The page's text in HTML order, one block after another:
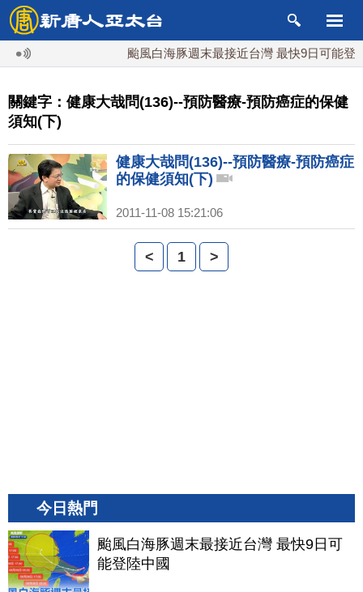
颱風白海豚週末最接近台灣 最快9日可能登陸
關鍵字：健康大哉問(136)--預防醫療-預防癌症的保健
須知(下)
健康大哉問(136)--預防醫療-預防癌症
的保健須知(下)
2011-11-08 15:21:06
< 1 >
今日熱門
颱風白海豚週末最接近台灣 最快9日可
能登陸中國